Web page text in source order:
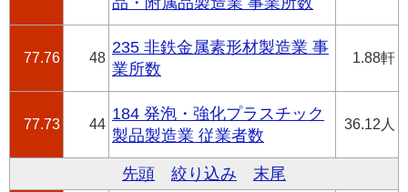
77.76 48
235 非鉄金属素形材製造業 事
業所数
1.88軒
77.73 44
184 発泡・強化プラスチック
製品製造業 従業者数
36.12人
先頭 絞り込み 末尾